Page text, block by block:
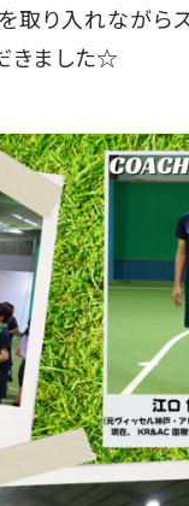
り入れながら
きました☆